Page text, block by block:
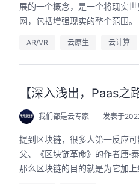
展的一个概念，是一个将现实
网，包括增强现实的整个范围。
AR/VR 云原生 云计算
【深入浅出，Paas
我们都是云专家 发表于
提到区块链，很多人第一反应
父、《区块链革命》的作者唐·
那么区块链的目的就是为它加